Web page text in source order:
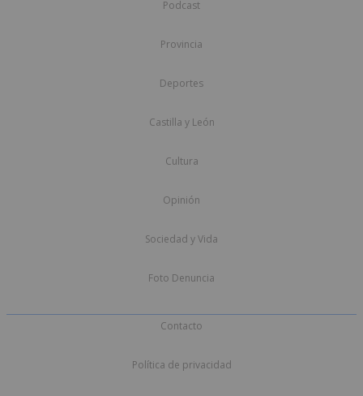
Podcast
Provincia
Deportes
Castilla y León
Cultura
Opinión
Sociedad y Vida
Foto Denuncia
Contacto
Política de privacidad